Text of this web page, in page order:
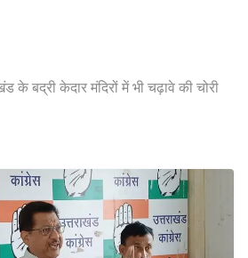
के बद्री केदार मंदिरों में भी चढ़ावे की चोरी